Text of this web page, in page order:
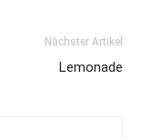
Nächster Artikel
Lemonade